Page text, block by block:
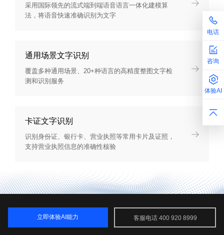
采用国际领先的流式端到端语音语言一体化建模算
法，将语音快速准确识别为文字
通用场景文字识别
覆盖多种通用场景、20+种语言的高精度整图文字检
测和识别服务
卡证文字识别
识别身份证、银行卡、营业执照等常用卡片及证照，
支持营业执照信息的准确性核验
电话
咨询
体验AI
立即体验AI能力 客服电话 400 920 8999